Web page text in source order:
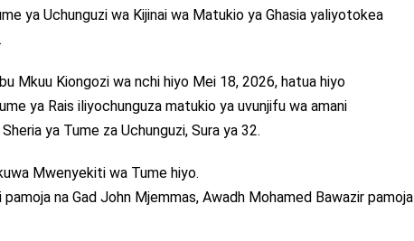
ya Uchunguzi wa Kijinai wa Matukio ya Ghasia yaliyotokea
Mkuu Kiongozi wa nchi hiyo Mei 18, 2026, hatua hiyo
ya Rais iliyochunguza matukio ya uvunjifu wa amani
ya Tume za Uchunguzi, Sura ya 32.
Mwenyekiti wa Tume hiyo.
na Gad John Mjemmas, Awadh Mohamed Bawazir pamoja